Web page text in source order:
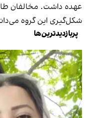
عهده داشت. مخالفان
شکل‌گیری این گروه
پربازدیدترین‌ها